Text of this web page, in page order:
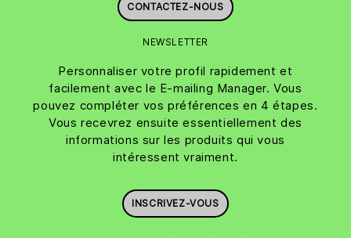
CONTACTEZ-NOUS
NEWSLETTER
Personnaliser votre profil rapidement et
facilement avec le E-mailing Manager. Vous
pouvez compléter vos préférences en 4 étapes.
Vous recevrez ensuite essentiellement des
informations sur les produits qui vous
intéressent vraiment.
INSCRIVEZ-VOUS